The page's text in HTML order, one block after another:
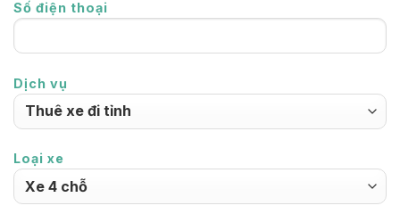
Số điện thoại
Dịch vụ
Loại xe